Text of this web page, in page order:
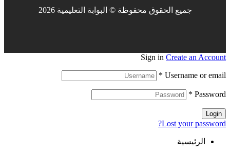
جميع الحقوق محفوظة © البوابة التعليمية 2026
Sign in Create an Account
Username or email
*
Password
*
Login
Lost your password?
الرئيسية